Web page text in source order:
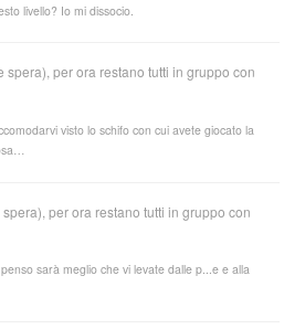
livello? Io mi dissocio.
spera), per ora restano tutti in gruppo con
visto lo schifo con cui avete giocato la
per ora restano tutti in gruppo con
sarà meglio che vi levate dalle p...e e alla